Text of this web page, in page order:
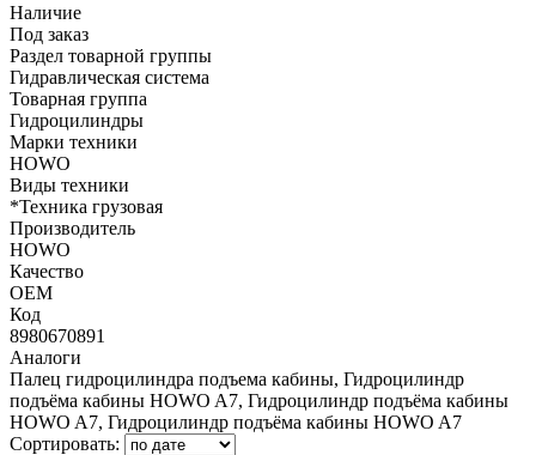
Наличие
Под заказ
Раздел товарной группы
Гидравлическая система
Товарная группа
Гидроцилиндры
Марки техники
HOWO
Виды техники
*Техника грузовая
Производитель
HOWO
Качество
OEM
Код
8980670891
Аналоги
Палец гидроцилиндра подъема кабины, Гидроцилиндр
подъёма кабины HOWO A7, Гидроцилиндр подъёма кабины
HOWO A7, Гидроцилиндр подъёма кабины HOWO A7
Сортировать: